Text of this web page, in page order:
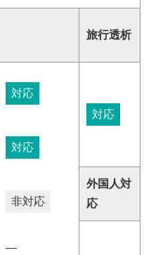
旅行透析
対応
対応
非対応
―
対応
外国人対
応